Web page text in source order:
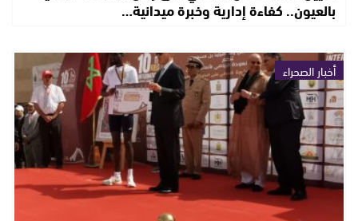
بالعيون.. كفاءة إدارية وخبرة ميدانية…
أخبار الصحراء